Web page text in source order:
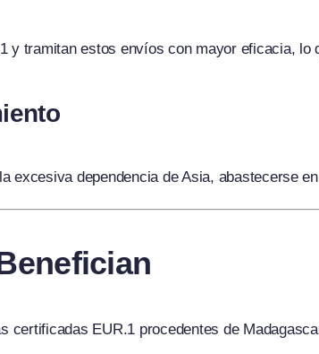
y tramitan estos envíos con mayor eficacia,
excesiva dependencia de Asia, abastecerse
certificadas EUR.1 procedentes de